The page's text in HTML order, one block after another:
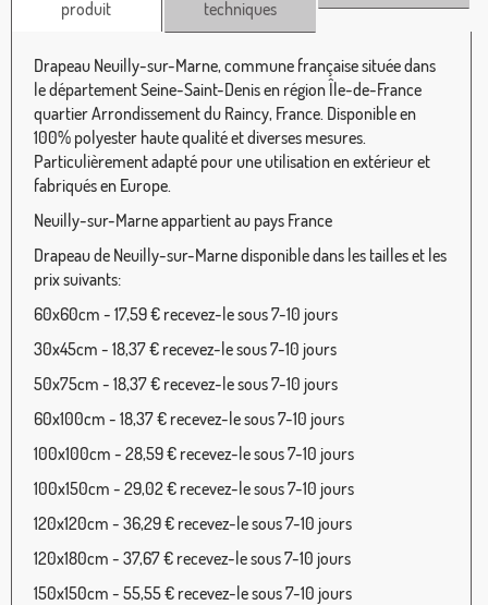
produit
techniques
Drapeau Neuilly-sur-Marne, commune française située dans
le département Seine-Saint-Denis en région Île-de-France
quartier Arrondissement du Raincy, France. Disponible en
100% polyester haute qualité et diverses mesures.
Particulièrement adapté pour une utilisation en extérieur et
fabriqués en Europe.
Neuilly-sur-Marne appartient au pays France
Drapeau de Neuilly-sur-Marne disponible dans les tailles et les
prix suivants:
60x60cm - 17,59 € recevez-le sous 7-10 jours
30x45cm - 18,37 € recevez-le sous 7-10 jours
50x75cm - 18,37 € recevez-le sous 7-10 jours
60x100cm - 18,37 € recevez-le sous 7-10 jours
100x100cm - 28,59 € recevez-le sous 7-10 jours
100x150cm - 29,02 € recevez-le sous 7-10 jours
120x120cm - 36,29 € recevez-le sous 7-10 jours
120x180cm - 37,67 € recevez-le sous 7-10 jours
150x150cm - 55,55 € recevez-le sous 7-10 jours